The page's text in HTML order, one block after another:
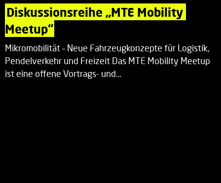
Diskussionsreihe „MTE Mobility
Meetup“
Mikromobilität – Neue Fahrzeugkonzepte für Logistik,
Pendelverkehr und Freizeit Das MTE Mobility Meetup
ist eine offene Vortrags- und…